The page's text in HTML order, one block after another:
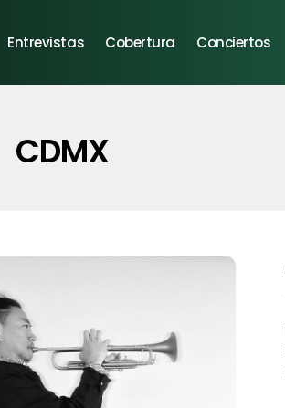
Entrevistas Cobertura Conciertos
CDMX